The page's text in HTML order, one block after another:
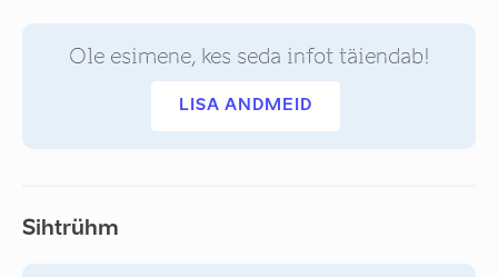
Ole esimene, kes seda infot täiendab!
LISA ANDMEID
Sihtrühm